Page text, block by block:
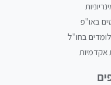
באו"פ
בחו"ל
אקדמיות